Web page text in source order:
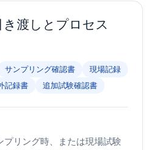
渡しとプロセス
サンプリング確認書
現場記録
記録書 追加試験確認書
プリング時、または現場試験